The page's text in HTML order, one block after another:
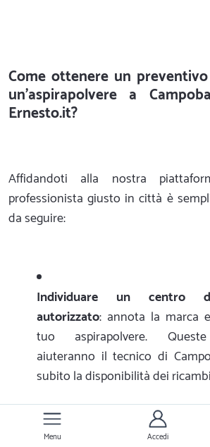
Come ottenere un
un'aspirapolvere a
Ernesto.it?
Affidandoti alla nostra
professionista giusto in città è
da seguire:
Individuare un centro
autorizzato: annota la marca
tuo aspirapolvere.
aiuteranno il tecnico di
subito la disponibilità dei
Contattare il centro di
Menu Accedi